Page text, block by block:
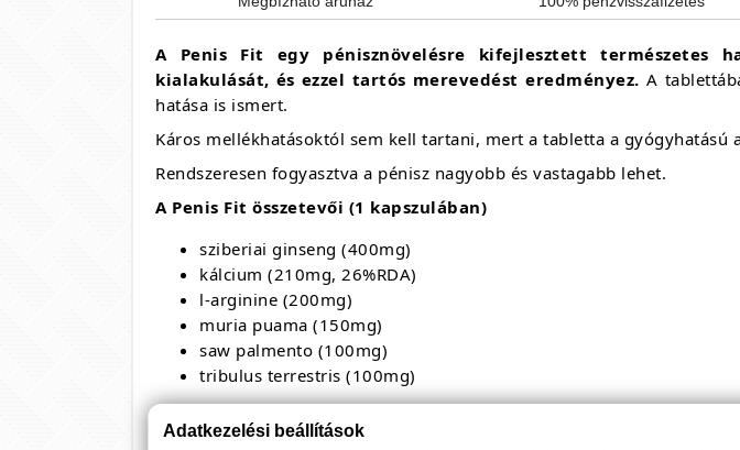
A Penis Fit egy pénisznövelésre kifejlesztett természetes
kialakulását, és ezzel tartós merevedést eredményez. A
hatása is ismert.
Káros mellékhatásoktól sem kell tartani, mert a tabletta a
Rendszeresen fogyasztva a pénisz nagyobb és vastagabb lehet.
A Penis Fit összetevői (1 kapszulában)
sziberiai ginseng (400mg)
kálcium (210mg, 26%RDA)
l-arginine (200mg)
muria puama (150mg)
saw palmento (100mg)
tribulus terrestris (100mg)
Adatkezelési beállítások